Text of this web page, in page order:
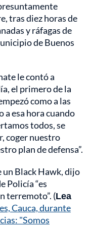
tras diez horas de
y ráfagas de
de Buenos
le contó a
el primero de la
como a las
a esa hora cuando
todos, se
coger nuestro
plan de defensa”.
un Black Hawk, dijo
Policía “es
terremoto”. (Lea
Cauca, durante
"Somos